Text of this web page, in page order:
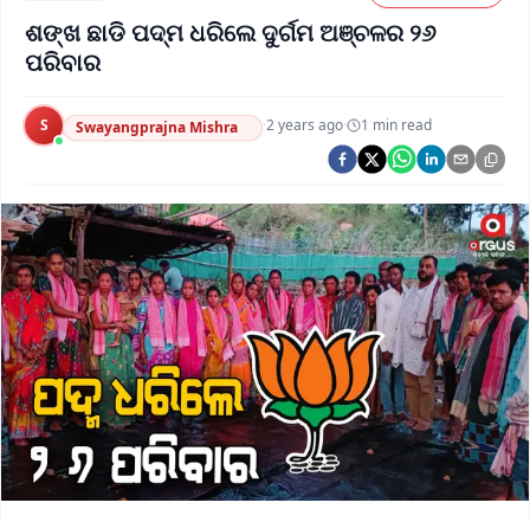
Argus Health Connect
Argus Swaad Odisha
Argus Chalo Dekhein Apna Desh
ଶଙ୍ଖ ଛାଡି ପଦ୍ମ ଧରିଲେ ଦୁର୍ଗମ ଅଞ୍ଚଳର ୨୬
ପରିବାର
S Swayangprajna Mishra ·2 years ago· 1 min read